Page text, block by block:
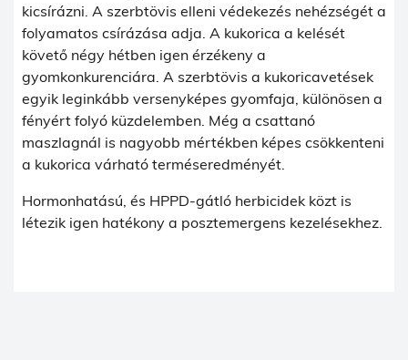
kicsírázni. A szerbtövis elleni védekezés nehézségét a
folyamatos csírázása adja. A kukorica a kelését
követő négy hétben igen érzékeny a
gyomkonkurenciára. A szerbtövis a kukoricavetések
egyik leginkább versenyképes gyomfaja, különösen a
fényért folyó küzdelemben. Még a csattanó
maszlagnál is nagyobb mértékben képes csökkenteni
a kukorica várható terméseredményét.
Hormonhatású, és HPPD-gátló herbicidek közt is
létezik igen hatékony a posztemergens kezelésekhez.